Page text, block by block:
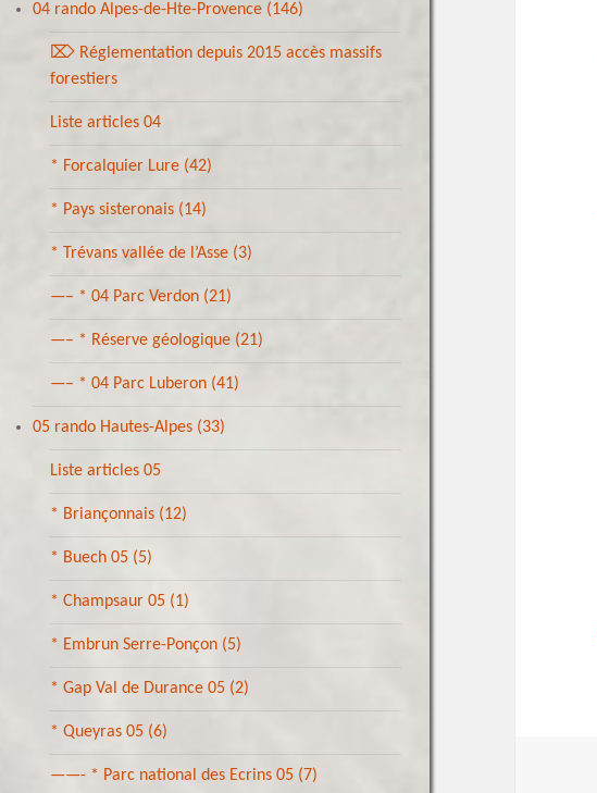
04 rando Alpes-de-Hte-Provence (146)
⌦ Réglementation depuis 2015 accès massifs
forestiers
Liste articles 04
* Forcalquier Lure (42)
* Pays sisteronais (14)
* Trévans vallée de l’Asse (3)
—– * 04 Parc Verdon (21)
—– * Réserve géologique (21)
—– * 04 Parc Luberon (41)
05 rando Hautes-Alpes (33)
Liste articles 05
* Briançonnais (12)
* Buech 05 (5)
* Champsaur 05 (1)
* Embrun Serre-Ponçon (5)
* Gap Val de Durance 05 (2)
* Queyras 05 (6)
——- * Parc national des Ecrins 05 (7)